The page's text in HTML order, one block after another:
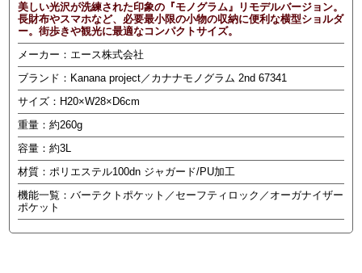
美しい光沢が洗練された印象の『モノグラム』リモデルバージョン。
長財布やスマホなど、必要最小限の小物の収納に便利な横型ショルダ
ー。街歩きや観光に最適なコンパクトサイズ。
メーカー：エース株式会社
ブランド：Kanana project／カナナモノグラム 2nd 67341
サイズ：H20×W28×D6cm
重量：約260g
容量：約3L
材質：ポリエステル100dn ジャガード/PU加工
機能一覧：バーテクトポケット／セーフティロック／オーガナイザー
ポケット